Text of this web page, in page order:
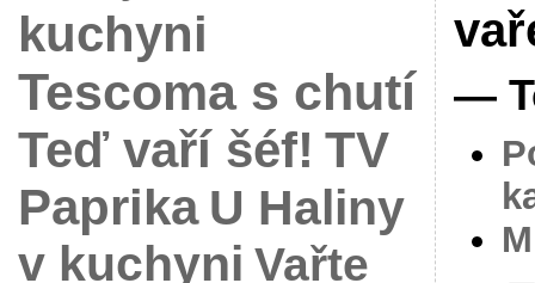
kuchyni
Tescoma s chutí
Teď vaří šéf! TV
Paprika U Haliny
v kuchyni Vařte
—